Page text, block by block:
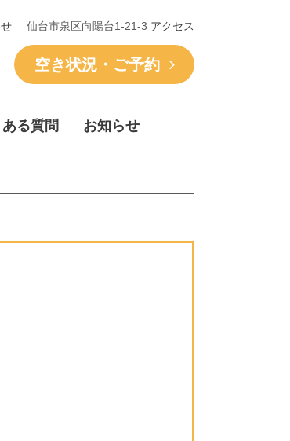
仙台市泉区向陽台1-21-3 アクセス
空き状況・ご予約
る質問 お知らせ